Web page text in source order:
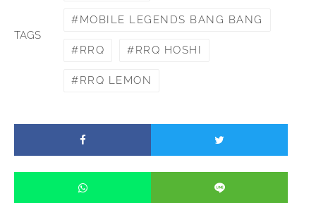
TAGS
MOBILE LEGENDS BANG BANG
RRQ RRQ HOSHI
RRQ LEMON